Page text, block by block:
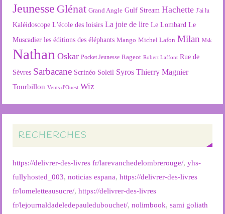
Jeunesse Glénat Grand Angle Gulf Stream Hachette J'ai lu
Kaléidoscope L'école des loisirs La joie de lire Le Lombard Le
Muscadier les éditions des éléphants Mango Michel Lafon Milan Msk
Nathan Oskar Pocket Jeunesse Rageot Robert Laffont Rue de
Sèvres Sarbacane Scrinéo Soleil Syros Thierry Magnier
Tourbillon Vents d'Ouest Wiz
RECHERCHES
https://delivrer-des-livres fr/larevanchedelombrerouge/,yhs-
fullyhosted_003,noticias espana,https://delivrer-des-livres
fr/lomeletteausucre/,https://delivrer-des-livres
fr/lejournaldadeledepauledubouchet/,nolimbook,sami goliath